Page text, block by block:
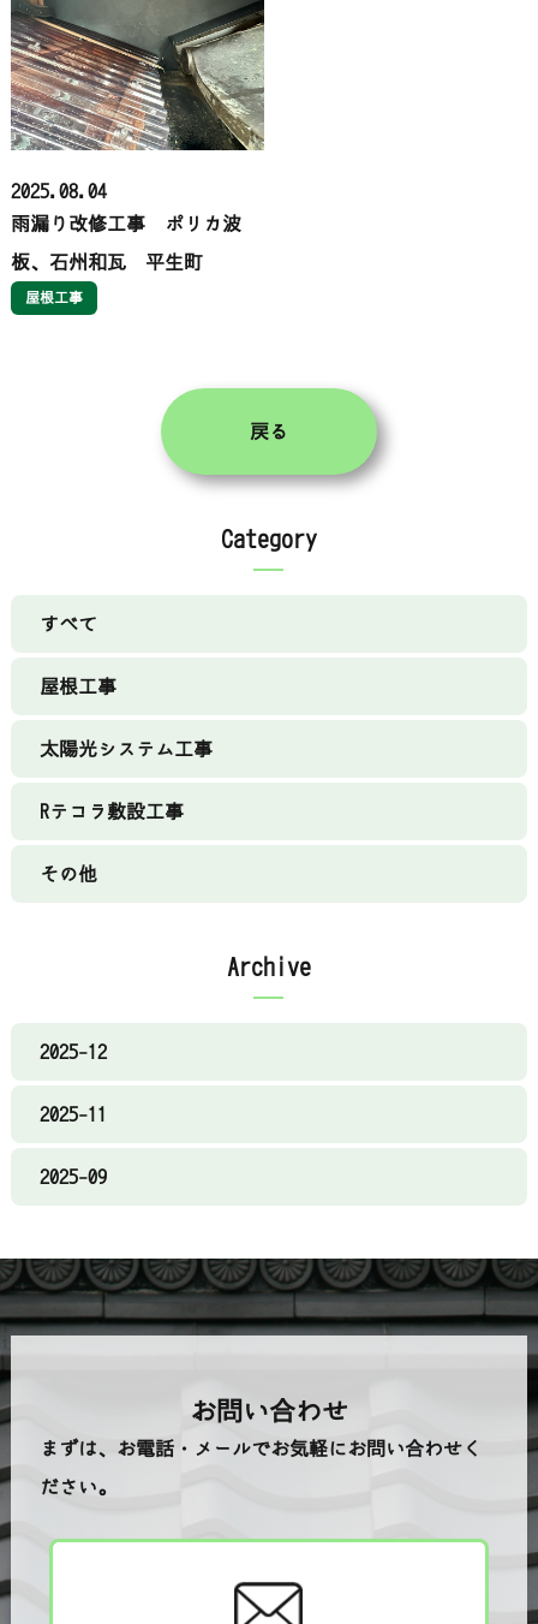
2025.08.04
雨漏り改修工事 ポリカ波
板、石州和瓦 平生町
屋根工事
戻る
Category
すべて
屋根工事
太陽光システム工事
Rテコラ敷設工事
その他
Archive
2025-12
2025-11
2025-09
お問い合わせ
まずは、お電話・メールでお気軽にお問い合わせく
ださい。